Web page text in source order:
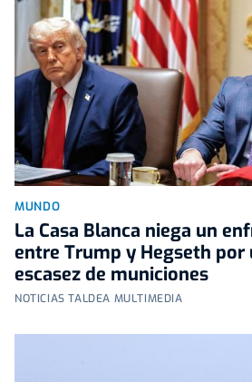
MUNDO
La Casa Blanca niega un
entre Trump y Hegseth por
escasez de municiones
NOTICIAS TALDEA MULTIMEDIA